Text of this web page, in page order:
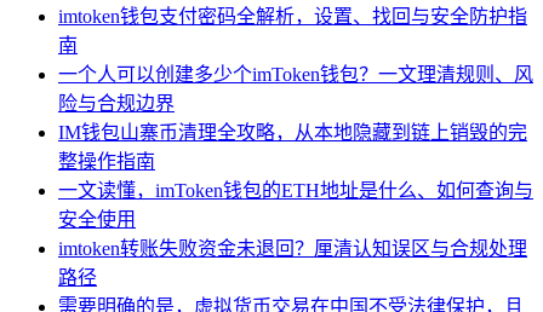
imtoken钱包支付密码全解析，设置、找回与安全防护指
南
一个人可以创建多少个imToken钱包？一文理清规则、风
险与合规边界
IM钱包山寨币清理全攻略，从本地隐藏到链上销毁的完
整操作指南
一文读懂，imToken钱包的ETH地址是什么、如何查询与
安全使用
imtoken转账失败资金未退回？厘清认知误区与合规处理
路径
需要明确的是，虚拟货币交易在中国不受法律保护，且